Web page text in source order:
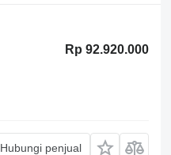
Rp 92.920.000
Hubungi penjual